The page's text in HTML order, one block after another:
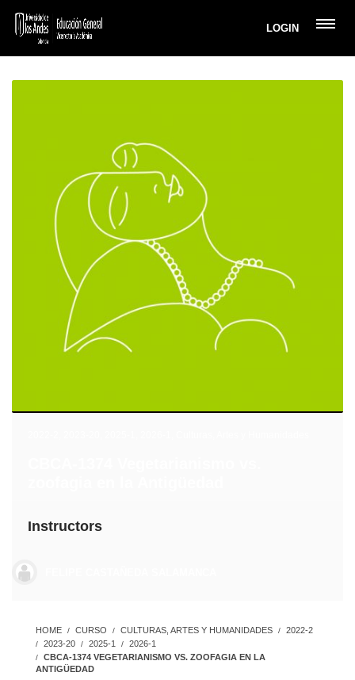
LOGIN
Instructors
HOME CURSO CULTURAS, ARTES Y HUMANIDADES
2022-2
2023-20
2025-1
2026-1
CBCA-1374 VEGETARIANISMO VS. ZOOFAGIA EN LA
ANTIGÜEDAD